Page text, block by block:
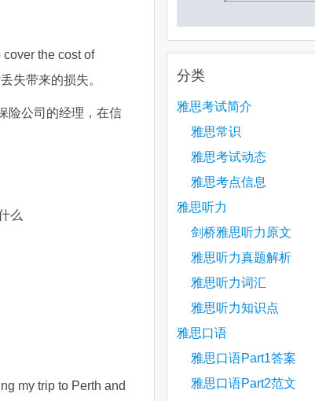
the cost of
失带来的损失。
险公司的经理，在信
么
my trip to Perth and
分类
雅思考试简介
雅思常识
雅思考试动态
雅思考点信息
雅思听力
剑桥雅思听力原文
雅思听力真题解析
雅思听力词汇
雅思听力知识点
雅思口语
雅思口语Part1答案
雅思口语Part2范文